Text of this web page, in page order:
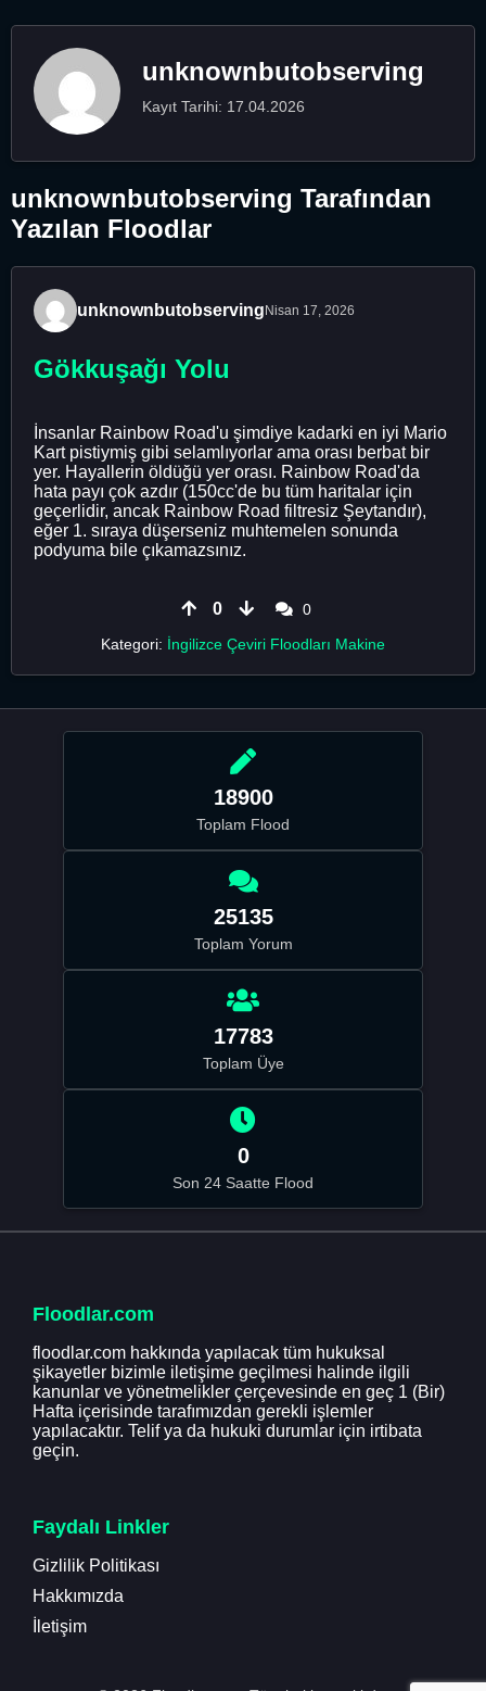
unknownbutobserving
Kayıt Tarihi: 17.04.2026
unknownbutobserving Tarafından
Yazılan Floodlar
unknownbutobserving Nisan 17, 2026
Gökkuşağı Yolu
İnsanlar Rainbow Road'u şimdiye kadarki en iyi Mario
Kart pistiymiş gibi selamlıyorlar ama orası berbat bir
yer. Hayallerin öldüğü yer orası. Rainbow Road'da
hata payı çok azdır (150cc'de bu tüm haritalar için
geçerlidir, ancak Rainbow Road filtresiz Şeytandır),
eğer 1. sıraya düşerseniz muhtemelen sonunda
podyuma bile çıkamazsınız.
0
0
Kategori: İngilizce Çeviri Floodları Makine
18900
Toplam Flood
25135
Toplam Yorum
17783
Toplam Üye
0
Son 24 Saatte Flood
Floodlar.com
floodlar.com hakkında yapılacak tüm hukuksal
şikayetler bizimle iletişime geçilmesi halinde ilgili
kanunlar ve yönetmelikler çerçevesinde en geç 1 (Bir)
Hafta içerisinde tarafımızdan gerekli işlemler
yapılacaktır. Telif ya da hukuki durumlar için irtibata
geçin.
Faydalı Linkler
Gizlilik Politikası
Hakkımızda
İletişim